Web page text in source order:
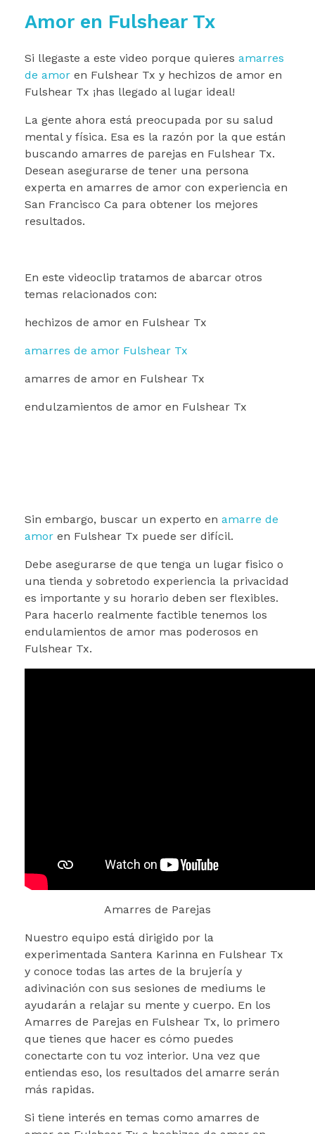
Amor en Fulshear Tx
Si llegaste a este video porque quieres amarres
de amor en Fulshear Tx y hechizos de amor en
Fulshear Tx ¡has llegado al lugar ideal!
La gente ahora está preocupada por su salud
mental y física. Esa es la razón por la que están
buscando amarres de parejas en Fulshear Tx.
Desean asegurarse de tener una persona
experta en amarres de amor con experiencia en
San Francisco Ca para obtener los mejores
resultados.
En este videoclip tratamos de abarcar otros
temas relacionados con:
hechizos de amor en Fulshear Tx
amarres de amor Fulshear Tx
amarres de amor en Fulshear Tx
endulzamientos de amor en Fulshear Tx
Sin embargo, buscar un experto en amarre de
amor en Fulshear Tx puede ser difícil.
Debe asegurarse de que tenga un lugar fisico o
una tienda y sobretodo experiencia la privacidad
es importante y su horario deben ser flexibles.
Para hacerlo realmente factible tenemos los
endulamientos de amor mas poderosos en
Fulshear Tx.
Amarres de Parejas
Nuestro equipo está dirigido por la
experimentada Santera Karinna en Fulshear Tx
y conoce todas las artes de la brujería y
adivinación con sus sesiones de mediums le
ayudarán a relajar su mente y cuerpo. En los
Amarres de Parejas en Fulshear Tx, lo primero
que tienes que hacer es cómo puedes
conectarte con tu voz interior. Una vez que
entiendas eso, los resultados del amarre serán
más rapidas.
Si tiene interés en temas como amarres de